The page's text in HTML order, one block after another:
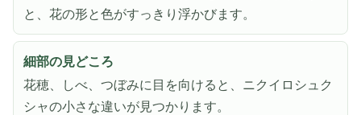
と、花の形と色がすっきり浮かびます。
細部の見どころ
花穂、しべ、つぼみに目を向けると、ニクイロシュク
シャの小さな違いが見つかります。